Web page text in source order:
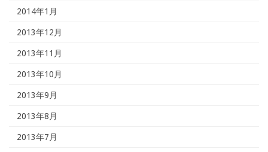
2014年1月
2013年12月
2013年11月
2013年10月
2013年9月
2013年8月
2013年7月